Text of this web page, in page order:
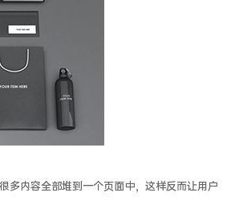
内容全部堆到一个页面中，这样反而让用户